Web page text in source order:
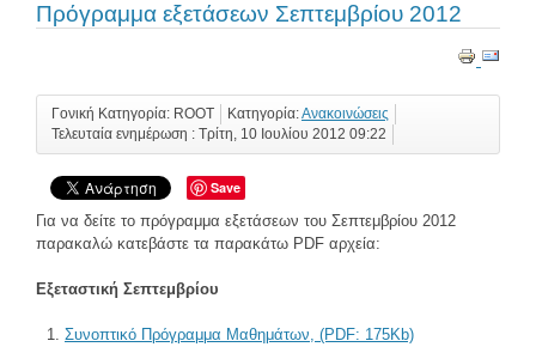
Πρόγραμμα εξετάσεων Σεπτεμβρίου 2012
Γονική Κατηγορία: ROOT Κατηγορία:Ανακοινώσεις
Τελευταία ενημέρωση : Τρίτη, 10 Ιουλίου 2012 09:22
Save
Για να δείτε το πρόγραμμα εξετάσεων του Σεπτεμβρίου 2012
παρακαλώ κατεβάστε τα παρακάτω PDF αρχεία:
Εξεταστική Σεπτεμβρίου
Συνοπτικό Πρόγραμμα Μαθημάτων, (PDF: 175Kb)